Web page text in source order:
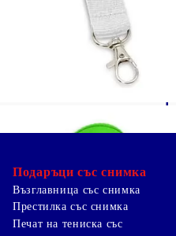
Подаръци със снимка
Възглавница със снимка
Престилка със снимка
Печат на тениска със